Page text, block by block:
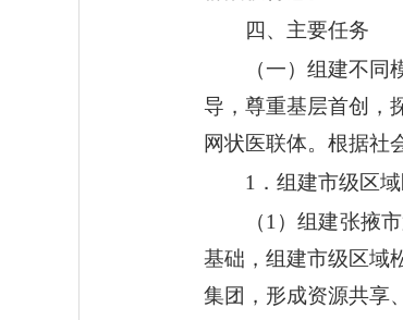
四、主要任务
（一）组建不
导，尊重基层首创，
网状医联体。根据社
1．组建市级区
（1）组建张掖
基础，组建市级区域
集团，形成资源共享